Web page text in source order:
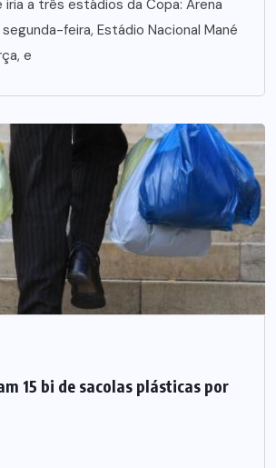
iria a três estádios da Copa: Arena
feira, Estádio Nacional Mané
e
15 bi de sacolas plásticas por